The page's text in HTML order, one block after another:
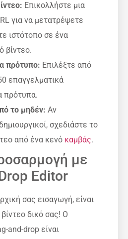
Επικολλήστε μια
για να μετατρέψετε
ιστότοπο σε ένα
βίντεο.
πρότυπο: Επιλέξτε από
επαγγελματικά
πρότυπα.
το μηδέν: Αν
σχεδιάστε το
από ένα κενό καμβάς.
με
Editor
σας εισαγωγή, είναι
δικό σας! Ο
and-drop είναι